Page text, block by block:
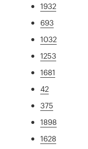
1932
693
1032
1253
1681
42
375
1898
1628